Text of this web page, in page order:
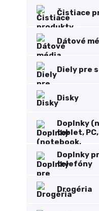
Čistiace
Dátové
Diely pre
Disky
Doplnky
tablet, PC,
Doplnky
telefóny
Drogéria